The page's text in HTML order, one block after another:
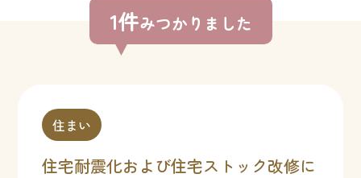
1件みつかりました
住まい
住宅耐震化および住宅ストック改修に